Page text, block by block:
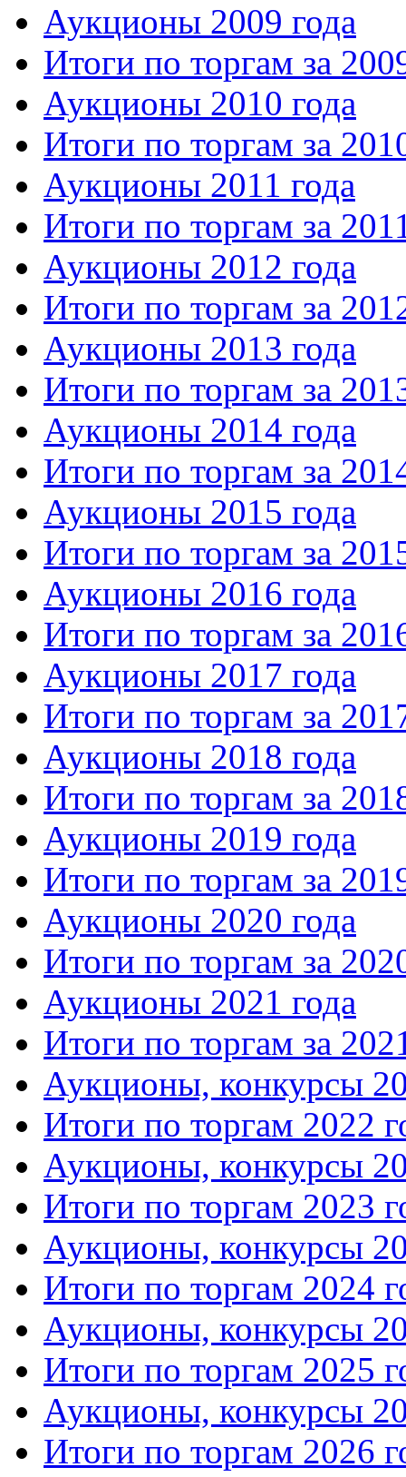
Аукционы 2009 года
Итоги по торгам за
Аукционы 2010 года
Итоги по торгам за
Аукционы 2011 года
Итоги по торгам за
Аукционы 2012 года
Итоги по торгам за
Аукционы 2013 года
Итоги по торгам за
Аукционы 2014 года
Итоги по торгам за
Аукционы 2015 года
Итоги по торгам за
Аукционы 2016 года
Итоги по торгам за
Аукционы 2017 года
Итоги по торгам за
Аукционы 2018 года
Итоги по торгам за
Аукционы 2019 года
Итоги по торгам за
Аукционы 2020 года
Итоги по торгам за
Аукционы 2021 года
Итоги по торгам за
Аукционы, конкурсы
Итоги по торгам 2022
Аукционы, конкурсы
Итоги по торгам 2023
Аукционы, конкурсы
Итоги по торгам 2024
Аукционы, конкурсы
Итоги по торгам 2025
Аукционы, конкурсы
Итоги по торгам 2026